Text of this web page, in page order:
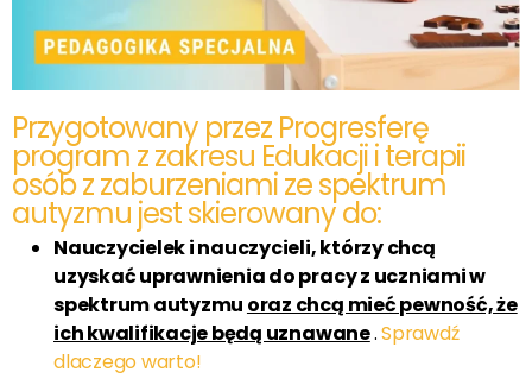
Przygotowany przez Progresferę
program z zakresu Edukacji i terapii
osób z zaburzeniami ze spektrum
autyzmu jest skierowany do:
Nauczycielek i nauczycieli, którzy chcą
uzyskać uprawnienia do pracy z uczniami w
spektrum autyzmu oraz chcą mieć pewność, że
ich kwalifikacje będą uznawane.Sprawdź
dlaczego warto!